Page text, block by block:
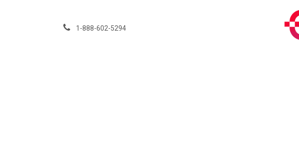
1-888-602-5294